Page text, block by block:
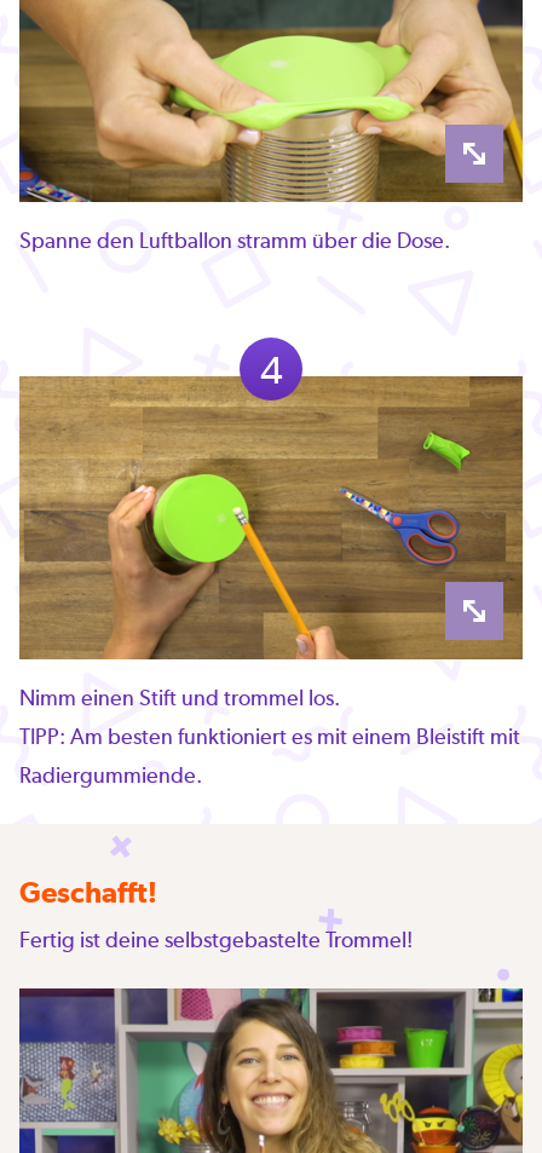
Spanne den Luftballon stramm über die Dose.
4
Nimm einen Stift und trommel los.
TIPP: Am besten funktioniert es mit einem Bleistift mit
Radiergummiende.
Geschafft!
Fertig ist deine selbstgebastelte Trommel!